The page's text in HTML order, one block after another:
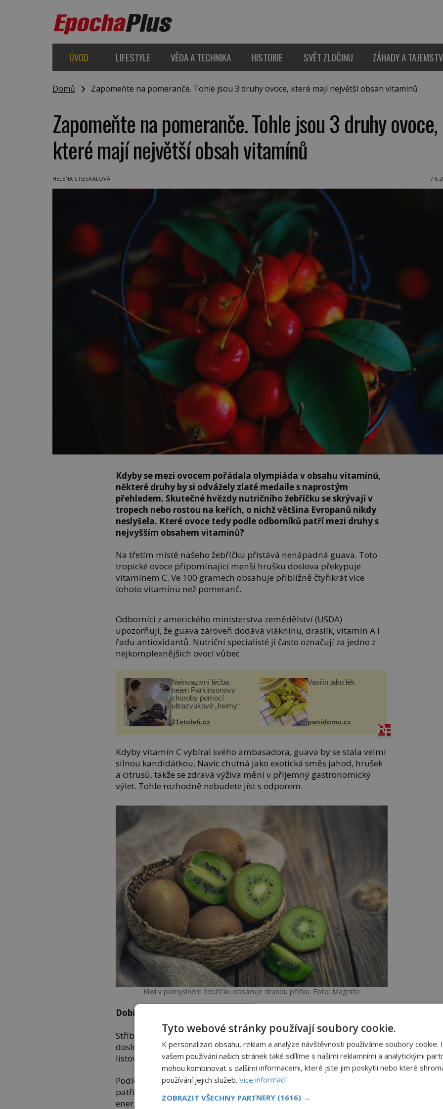
ÚVOD LIFESTYLE VĚDA A TECHNIKA HISTORIE SVĚT ZLOČINU ZÁHADY A
Domů Zapomeňte na pomeranče. Tohle jsou 3 druhy ovoce, které mají největší obsah vitamínů
Zapomeňte na pomeranče. Tohle jsou 3 druhy ovoce,
které mají největší obsah vitamínů
HELENA STEJSKALOVÁ
Kdyby se mezi ovocem pořádala olympiáda v obsahu vitamínů,
některé druhy by si odvážely zlaté medaile s naprostým
přehledem. Skutečné hvězdy nutričního žebříčku se skrývají v
tropech nebo rostou na keřích, o nichž většina Evropanů nikdy
neslyšela. Které ovoce tedy podle odborníků patří mezi druhy s
nejvyšším obsahem vitamínů?
Na třetím místě našeho žebříčku přistává nenápadná guava. Toto
tropické ovoce připomínající menší hrušku doslova překypuje
vitamínem C. Ve 100 gramech obsahuje přibližně čtyřikrát více
tohoto vitamínu než pomeranč.
Odborníci z amerického ministerstva zemědělství (USDA)
upozorňují, že guava zároveň dodává vlákninu, draslík, vitamín A i
řadu antioxidantů. Nutriční specialisté ji často označují za jedno z
nejkomplexnějších ovocí vůbec.
Neinvazivní léčba
nejen Parkinsonovy
choroby pomocí
ultrazvukové „helmy“
21stoleti.cz
Vavřín jako lék
panidomu.cz
Kdyby vitamín C vybíral svého ambasadora, guava by se stala velmi
silnou kandidátkou. Navíc chutná jako exotická směs jahod, hrušek
a citrusů, takže se zdravá výživa mění v příjemný gastronomický
výlet. Tohle rozhodně nebudete jíst s odporem.
Kiwi v pomyslném žebříčku obsazuje druhou příčku. Foto: Magnific
Dobře známé a chutné kiwi
Stříbrnou medaili získává kiwi. Tento chlupatý zelený šampion je
doslova nabitý vitamínem C, vitamínem E, vitamínem K a kyselinou
listovou.
Podle výzkumů publikovaných v odborných nutričních časopisech
patří kiwi mezi ovoce s nejvyšší hustotou živin vzhledem k
energetické hodnotě. Jinými slovy s naprostým minimem kalorií
Tyto webové stránky používají soubory cookie.
K personalizaci obsahu, reklam a analýze návštěvnosti používáme soubory cookie.
vašem používání našich stránek také sdílíme s našimi reklamními a analytickými
mohou kombinovat s dalšími informacemi, které jste jim poskytli nebo které
používání jejich služeb. Více informací
ZOBRAZIT VŠECHNY PARTNERY (1616) →